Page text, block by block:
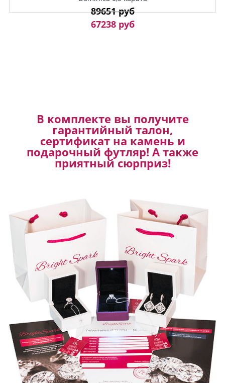
89651 руб
67238 руб
В комплекте вы получите
гарантийный талон,
сертификат на камень и
подарочный футляр! А также
приятный сюрприз!